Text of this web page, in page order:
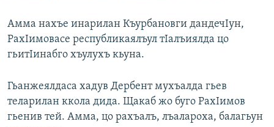
Амма нахъе инарилан Къурбановги дандечIун,
РахIимовасе республикаялъул тIалъиялда цо
гьитIинабго хъулухъ кьуна.
Гьанжеялдаса хадув Дербент мухъалда гьев
теларилан ккола дида. Щакаб жо буго РахIимов
гьенив тей. Амма, цо рахъалъ, лъалароха, балагьун